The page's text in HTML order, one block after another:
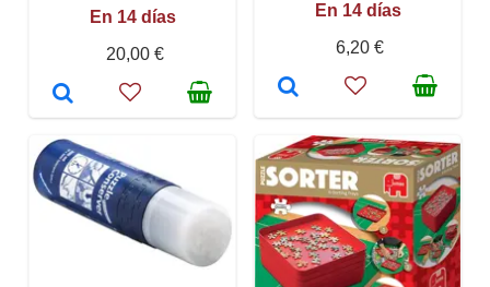
En 14 días
20,00 €
En 14 días
6,20 €